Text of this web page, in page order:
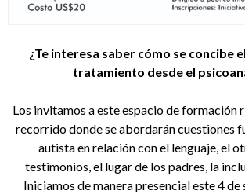
¿Te interesa saber cómo se concibe
tratamiento desde el
Los invitamos a este espacio de formación
recorrido donde se abordarán cuestiones
autista en relación con el lenguaje, el
testimonios, el lugar de los padres, la
Iniciamos de manera presencial este 4 de